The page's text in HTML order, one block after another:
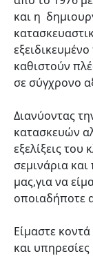
και η
καθιστούν
σε σύγχρονο
Διανύοντας
κατασκευών
εξελίξεις
σεμινάρια
μας,για να
οποιαδήποτε
Είμαστε
και